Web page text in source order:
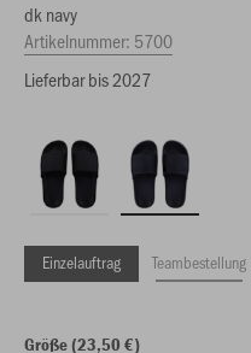
dk navy
Artikelnummer: 5700
Lieferbar bis 2027
Einzelauftrag Teambestellung
Größe (23,50 €)